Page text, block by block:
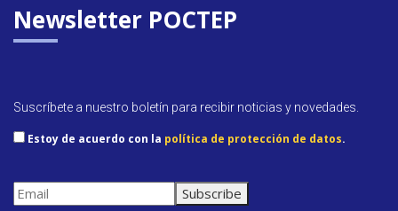
Newsletter POCTEP
Suscríbete a nuestro boletín para recibir noticias y novedades.
Estoy de acuerdo con la política de protección de datos.